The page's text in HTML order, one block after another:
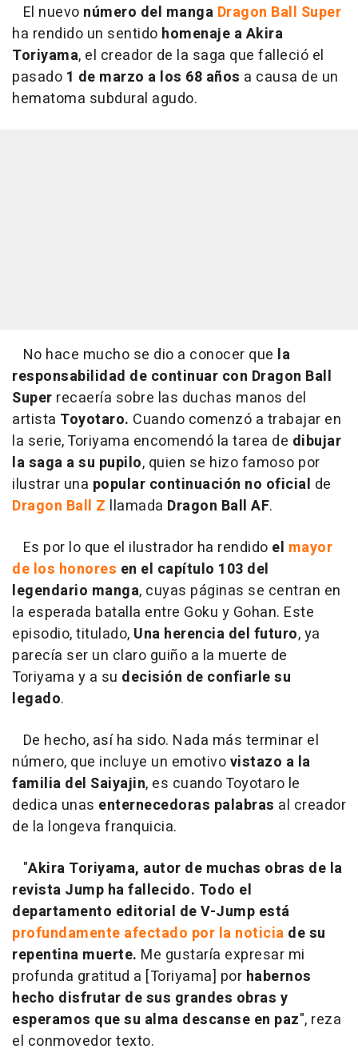
El nuevo número del manga Dragon Ball Super
ha rendido un sentido homenaje a Akira
Toriyama, el creador de la saga que falleció el
pasado 1 de marzo a los 68 años a causa de un
hematoma subdural agudo.
No hace mucho se dio a conocer que la
responsabilidad de continuar con Dragon Ball
Super recaería sobre las duchas manos del
artista Toyotaro. Cuando comenzó a trabajar en
la serie, Toriyama encomendó la tarea de dibujar
la saga a su pupilo, quien se hizo famoso por
ilustrar una popular continuación no oficial de
Dragon Ball Z llamada Dragon Ball AF.
Es por lo que el ilustrador ha rendido el mayor
de los honores en el capítulo 103 del
legendario manga, cuyas páginas se centran en
la esperada batalla entre Goku y Gohan. Este
episodio, titulado, Una herencia del futuro, ya
parecía ser un claro guiño a la muerte de
Toriyama y a su decisión de confiarle su
legado.
De hecho, así ha sido. Nada más terminar el
número, que incluye un emotivovistazo a la
familia del Saiyajin, es cuando Toyotaro le
dedica unas enternecedoras palabras al creador
de la longeva franquicia.
"Akira Toriyama, autor de muchas obras de la
revista Jump ha fallecido. Todo el
departamento editorial de V-Jump está
profundamente afectado por la noticia de su
repentina muerte. Me gustaría expresar mi
profunda gratitud a [Toriyama] por habernos
hecho disfrutar de sus grandes obras y
esperamos que su alma descanse en paz", reza
el conmovedor texto.